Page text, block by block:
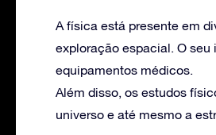
A física está presente em
exploração espacial. O
equipamentos médicos.
Além disso, os estudos
universo e até mesmo a